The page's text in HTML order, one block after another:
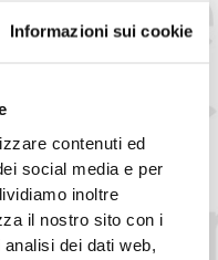
Informazioni sui cookie
contenuti ed
social media e per
inoltre
il nostro sito con i
dei dati web,
web